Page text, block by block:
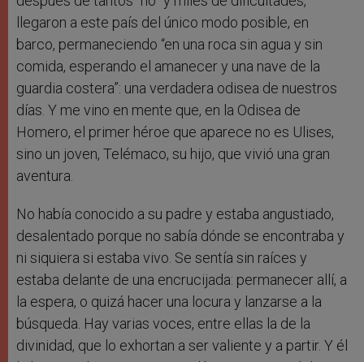
llegaron a este país del único modo posible, en
barco, permaneciendo “en una roca sin agua y sin
comida, esperando el amanecer y una nave de la
guardia costera”: una verdadera odisea de nuestros
días. Y me vino en mente que, en la Odisea de
Homero, el primer héroe que aparece no es Ulises,
sino un joven, Telémaco, su hijo, que vivió una gran
aventura.
No había conocido a su padre y estaba angustiado,
desalentado porque no sabía dónde se encontraba y
ni siquiera si estaba vivo. Se sentía sin raíces y
estaba delante de una encrucijada: permanecer allí, a
la espera, o quizá hacer una locura y lanzarse a la
búsqueda. Hay varias voces, entre ellas la de la
divinidad, que lo exhortan a ser valiente y a partir. Y él